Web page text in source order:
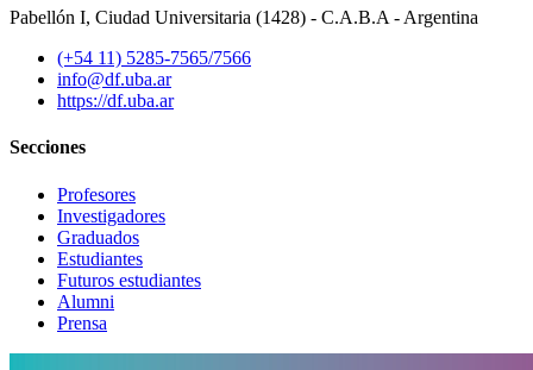
Pabellón I, Ciudad Universitaria (1428) - C.A.B.A - Argentina
(+54 11) 5285-7565/7566
info@df.uba.ar
https://df.uba.ar
Secciones
Profesores
Investigadores
Graduados
Estudiantes
Futuros estudiantes
Alumni
Prensa